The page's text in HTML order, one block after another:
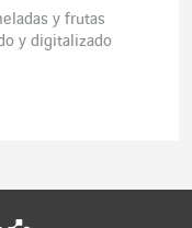
y frutas
y digitalizado